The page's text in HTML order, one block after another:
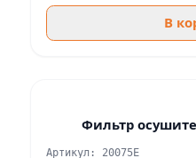
В
Фильтр
Артикул: 20075E